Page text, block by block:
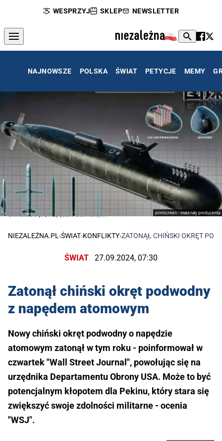
WESPRZYJ SKLEP NEWSLETTER
NAJNOWSZE POLSKA ŚWIAT PETYCJE MEMY
printscreen - materiały producenta
Chiński okręt z napędem atomowym
NIEZALEŻNA.PL ›ŚWIAT›KONFLIKTY›ZATONĄŁ CHIŃSKI OKRĘT
ŚWIAT 27.09.2024, 07:30
Zatonął chiński okręt podwodny
z napędem atomowym
Nowy chiński okręt podwodny o napędzie
atomowym zatonął w tym roku - poinformował w
czwartek "Wall Street Journal", powołując się na
urzędnika Departamentu Obrony USA. Może to być
potencjalnym kłopotem dla Pekinu, który stara się
zwiększyć swoje zdolności militarne - ocenia
"WSJ".